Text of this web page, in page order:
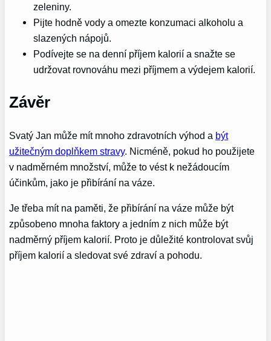
zeleniny.
Pijte hodně vody a omezte konzumaci alkoholu a
slazených nápojů.
Podívejte se na denní příjem kalorií a snažte se
udržovat rovnováhu mezi příjmem a výdejem kalorií.
Závěr
Svatý Jan může mít mnoho zdravotních výhod a být
užitečným doplňkem stravy. Nicméně, pokud ho použijete
v nadměrném množství, může to vést k nežádoucím
účinkům, jako je přibírání na váze.
Je třeba mít na paměti, že přibírání na váze může být
způsobeno mnoha faktory a jedním z nich může být
nadměrný příjem kalorií. Proto je důležité kontrolovat svůj
příjem kalorií a sledovat své zdraví a pohodu.